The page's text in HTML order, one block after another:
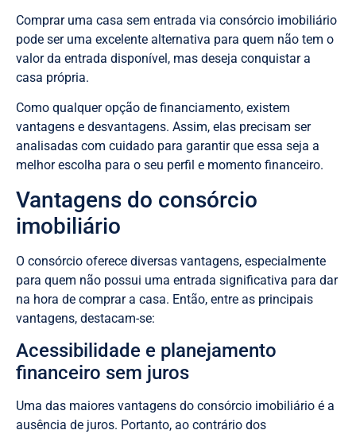
Comprar uma casa sem entrada via consórcio imobiliário
pode ser uma excelente alternativa para quem não tem o
valor da entrada disponível, mas deseja conquistar a
casa própria.
Como qualquer opção de financiamento, existem
vantagens e desvantagens. Assim, elas precisam ser
analisadas com cuidado para garantir que essa seja a
melhor escolha para o seu perfil e momento financeiro.
Vantagens do consórcio
imobiliário
O consórcio oferece diversas vantagens, especialmente
para quem não possui uma entrada significativa para dar
na hora de comprar a casa. Então, entre as principais
vantagens, destacam-se:
Acessibilidade e planejamento
financeiro sem juros
Uma das maiores vantagens do consórcio imobiliário é a
ausência de juros. Portanto, ao contrário dos